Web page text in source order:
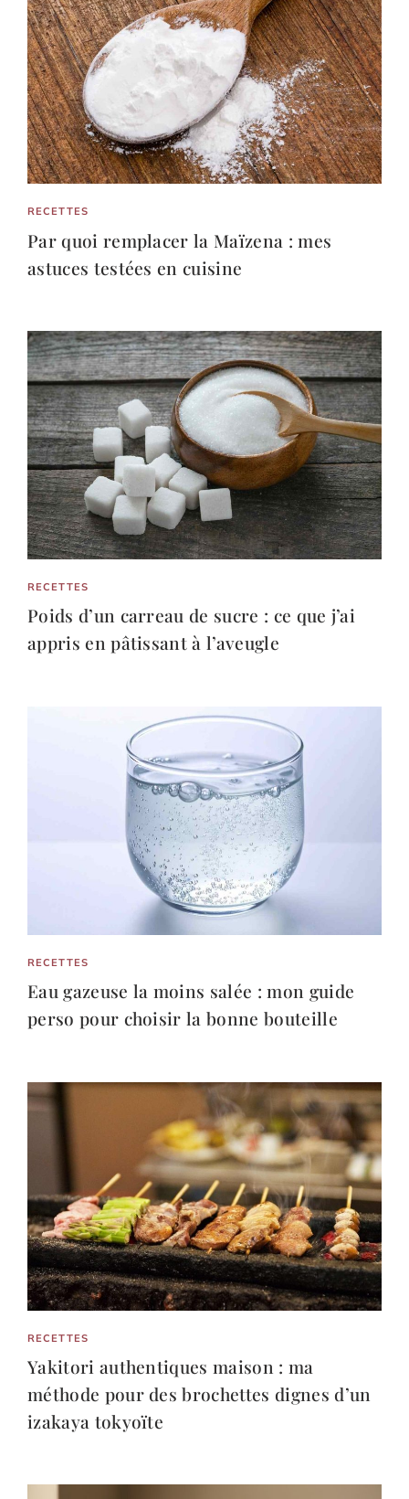
RECETTES
Par quoi remplacer la Maïzena : mes
astuces testées en cuisine
RECETTES
Poids d’un carreau de sucre : ce que j’ai
appris en pâtissant à l’aveugle
RECETTES
Eau gazeuse la moins salée : mon guide
perso pour choisir la bonne bouteille
RECETTES
Yakitori authentiques maison : ma
méthode pour des brochettes dignes d’un
izakaya tokyoïte